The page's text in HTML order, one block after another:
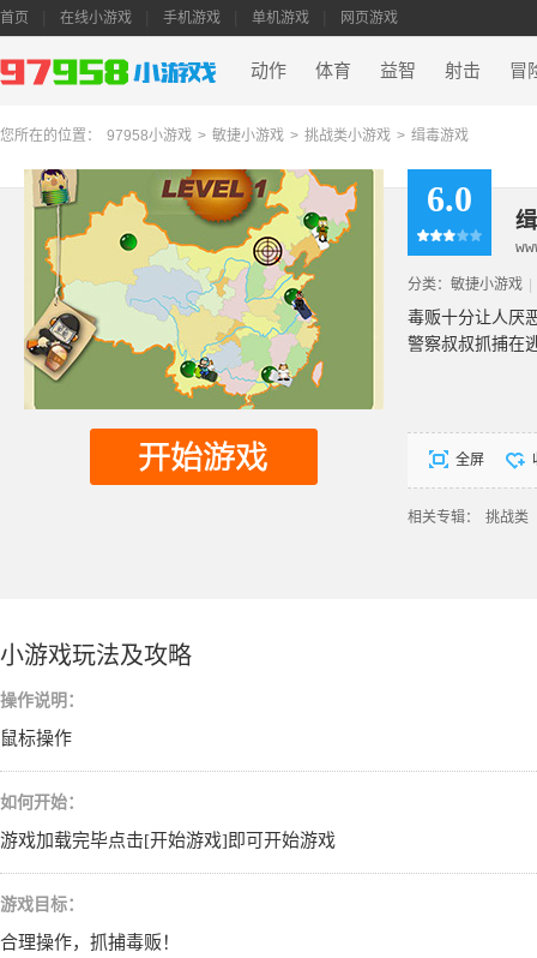
首页 在线小游戏 手机游戏 单机游戏 网页游戏
动作 体育 益智 射击 冒
您所在的位置： 97958小游戏 > 敏捷小游戏 > 挑战类小游戏 > 缉毒游戏
6.0
分类： 敏捷小游戏
毒贩十分让人厌
警察叔叔抓捕在
全屏
相关专辑： 挑战类
小游戏玩法及攻略
操作说明：
鼠标操作
如何开始：
游戏加载完毕点击[开始游戏]即可开始游戏
游戏目标：
合理操作，抓捕毒贩！